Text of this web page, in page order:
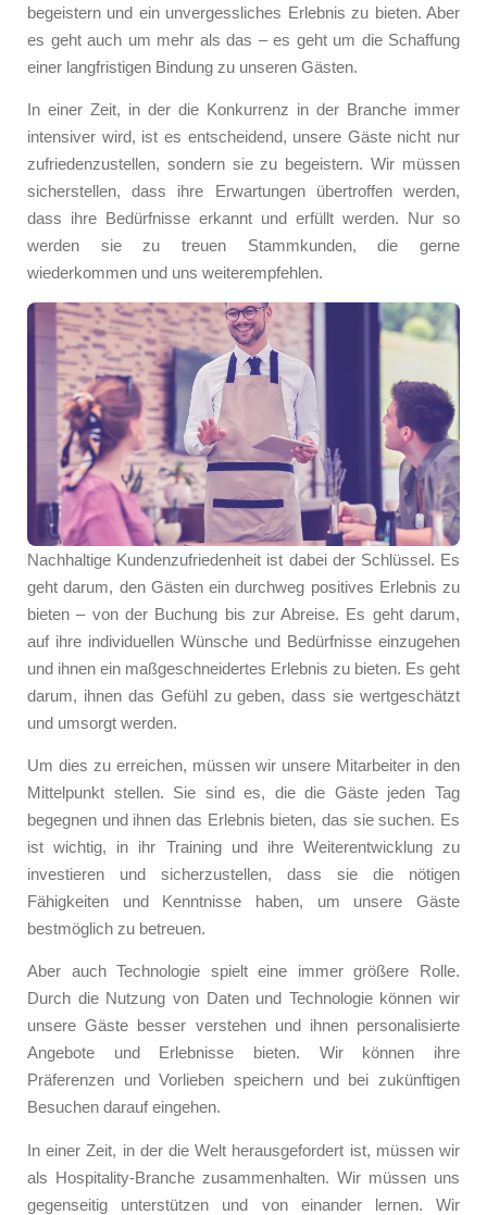
begeistern und ein unvergessliches Erlebnis zu bieten. Aber
es geht auch um mehr als das – es geht um die Schaffung
einer langfristigen Bindung zu unseren Gästen.
In einer Zeit, in der die Konkurrenz in der Branche immer
intensiver wird, ist es entscheidend, unsere Gäste nicht nur
zufriedenzustellen, sondern sie zu begeistern. Wir müssen
sicherstellen, dass ihre Erwartungen übertroffen werden,
dass ihre Bedürfnisse erkannt und erfüllt werden. Nur so
werden sie zu treuen Stammkunden, die gerne
wiederkommen und uns weiterempfehlen.
Nachhaltige Kundenzufriedenheit ist dabei der Schlüssel. Es
geht darum, den Gästen ein durchweg positives Erlebnis zu
bieten – von der Buchung bis zur Abreise. Es geht darum,
auf ihre individuellen Wünsche und Bedürfnisse einzugehen
und ihnen ein maßgeschneidertes Erlebnis zu bieten. Es geht
darum, ihnen das Gefühl zu geben, dass sie wertgeschätzt
und umsorgt werden.
Um dies zu erreichen, müssen wir unsere Mitarbeiter in den
Mittelpunkt stellen. Sie sind es, die die Gäste jeden Tag
begegnen und ihnen das Erlebnis bieten, das sie suchen. Es
ist wichtig, in ihr Training und ihre Weiterentwicklung zu
investieren und sicherzustellen, dass sie die nötigen
Fähigkeiten und Kenntnisse haben, um unsere Gäste
bestmöglich zu betreuen.
Aber auch Technologie spielt eine immer größere Rolle.
Durch die Nutzung von Daten und Technologie können wir
unsere Gäste besser verstehen und ihnen personalisierte
Angebote und Erlebnisse bieten. Wir können ihre
Präferenzen und Vorlieben speichern und bei zukünftigen
Besuchen darauf eingehen.
In einer Zeit, in der die Welt herausgefordert ist, müssen wir
als Hospitality-Branche zusammenhalten. Wir müssen uns
gegenseitig unterstützen und von einander lernen. Wir